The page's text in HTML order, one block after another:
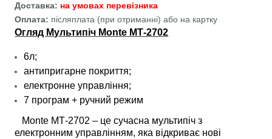
Доставка: на умовах перевізника
Оплата: післяплата (при отриманні) або на картку
Огляд Мультипіч Monte МТ-2702
6л;
антипригарне покриття;
електронне управління;
7 програм + ручний режим
Monte МТ-2702 – це сучасна мультипіч з
електронним управлінням, яка відкриває нові